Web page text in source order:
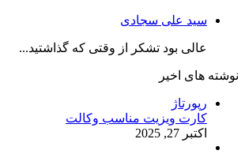
سید علی سجادی
عالی بود تشکر از وقتی که گذاشتید...
نوشته های اخیر
رپورتاژ
کارت ویزیت مناسب وکالت
اکتبر 27, 2025